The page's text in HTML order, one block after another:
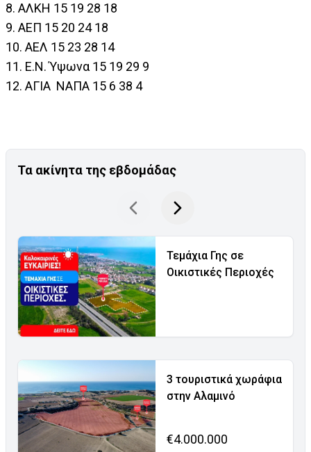
8. ΑΛΚΗ 15 19 28 18
9. ΑΕΠ 15 20 24 18
10. ΑΕΛ 15 23 28 14
11. Ε.Ν. Ύψωνα 15 19 29 9
12. ΑΓΙΑ ΝΑΠΑ 15 6 38 4
Τα ακίνητα της εβδομάδας
Τεμάχια Γης σε
Οικιστικές Περιοχές
3 τουριστικά χωράφια
στην Αλαμινό
€4.000.000